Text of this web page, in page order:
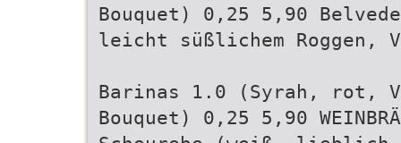
Bouquet) 0,25 5,90
leicht süßlichem Roggen,
Barinas 1.0 (Syrah, rot,
Bouquet) 0,25 5,90